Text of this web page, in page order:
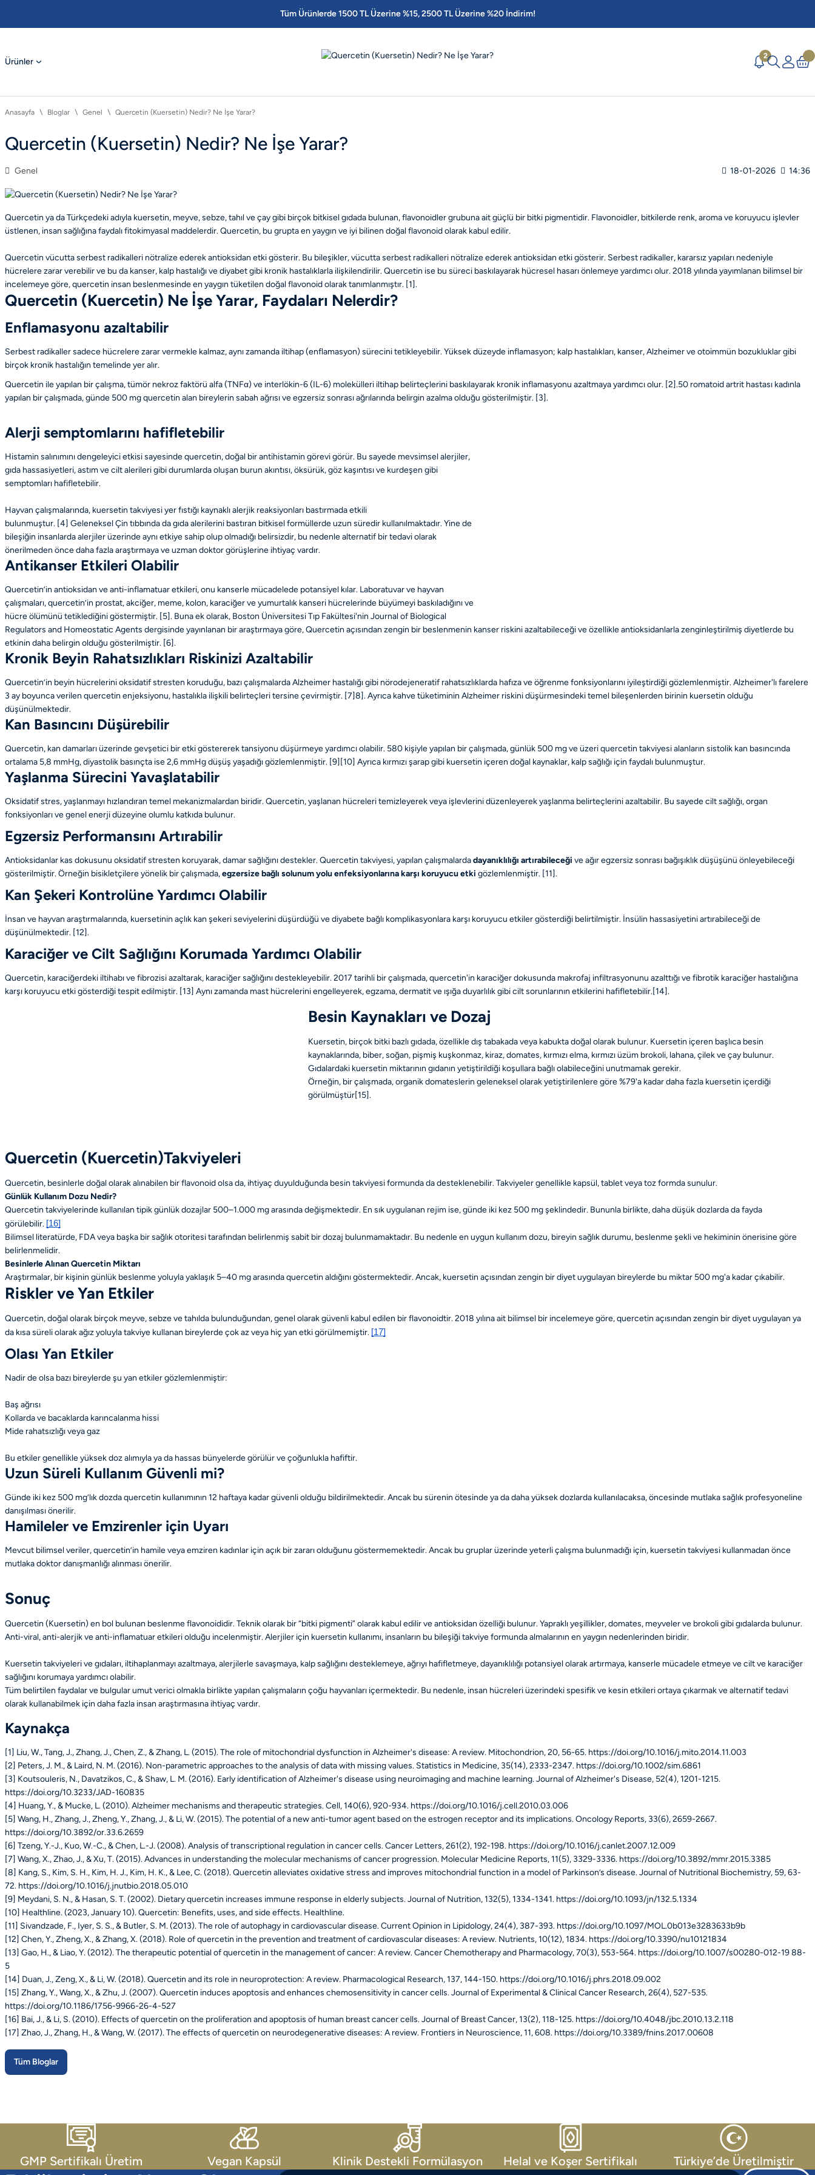
Tüm Ürünlerde 1500 TL Üzerine %15, 2500 TL Üzerine %20 İndirim!
Ürünler
2
Anasayfa Bloglar Genel Quercetin (Kuersetin) Nedir? Ne İşe Yarar?
Quercetin (Kuersetin) Nedir? Ne İşe Yarar?
Genel 18-01-2026 14:36
Quercetin ya da Türkçedeki adıyla kuersetin, meyve, sebze, tahıl ve çay gibi birçok bitkisel gıdada bulunan, flavonoidler grubuna ait güçlü bir bitki pigmentidir. Flavonoidler, bitkilerde renk, aroma ve koruyucu işlevler
üstlenen, insan sağlığına faydalı fitokimyasal maddelerdir. Quercetin, bu grupta en yaygın ve iyi bilinen doğal flavonoid olarak kabul edilir.
Quercetin vücutta serbest radikalleri nötralize ederek antioksidan etki gösterir. Bu bileşikler, vücutta serbest radikalleri nötralize ederek antioksidan etki gösterir. Serbest radikaller, kararsız yapıları nedeniyle
hücrelere zarar verebilir ve bu da kanser, kalp hastalığı ve diyabet gibi kronik hastalıklarla ilişkilendirilir. Quercetin ise bu süreci baskılayarak hücresel hasarı önlemeye yardımcı olur. 2018 yılında yayımlanan bilimsel bir
incelemeye göre, quercetin insan beslenmesinde en yaygın tüketilen doğal flavonoid olarak tanımlanmıştır. [1].
Quercetin (Kuercetin) Ne İşe Yarar, Faydaları Nelerdir?
Enflamasyonu azaltabilir
Serbest radikaller sadece hücrelere zarar vermekle kalmaz, aynı zamanda iltihap (enflamasyon) sürecini tetikleyebilir. Yüksek düzeyde inflamasyon; kalp hastalıkları, kanser, Alzheimer ve otoimmün bozukluklar gibi
birçok kronik hastalığın temelinde yer alır.
Quercetin ile yapılan bir çalışma, tümör nekroz faktörü alfa (TNFα) ve interlökin-6 (IL-6) molekülleri iltihap belirteçlerini baskılayarak kronik inflamasyonu azaltmaya yardımcı olur. [2].50 romatoid artrit hastası kadınla
yapılan bir çalışmada, günde 500 mg quercetin alan bireylerin sabah ağrısı ve egzersiz sonrası ağrılarında belirgin azalma olduğu gösterilmiştir. [3].
Alerji semptomlarını hafifletebilir
Histamin salınımını dengeleyici etkisi sayesinde quercetin, doğal bir antihistamin görevi görür. Bu sayede mevsimselalerjiler,
gıda hassasiyetleri, astım ve cilt alerileri gibi durumlarda oluşan burun akıntısı, öksürük, göz kaşıntısı ve kurdeşen gibi
semptomları hafifletebilir.
Hayvan çalışmalarında, kuersetin takviyesi yer fıstığı kaynaklı alerjik reaksiyonları bastırmada etkili
bulunmuştur. [4] Geleneksel Çin tıbbında da gıda alerilerini bastıran bitkisel formüllerde uzun süredir kullanılmaktadır. Yine de
bileşiğin insanlarda alerjiler üzerinde aynı etkiye sahip olup olmadığı belirsizdir, bu nedenle alternatif bir tedavi olarak
önerilmeden önce daha fazla araştırmaya ve uzman doktor görüşlerine ihtiyaç vardır.
Antikanser Etkileri Olabilir
Quercetin’in antioksidan ve anti-inflamatuar etkileri, onu kanserle mücadelede potansiyel kılar. Laboratuvar ve hayvan
çalışmaları, quercetin’in prostat, akciğer, meme, kolon, karaciğer ve yumurtalık kanseri hücrelerinde büyümeyi baskıladığını ve
hücre ölümünü tetiklediğini göstermiştir. [5]. Buna ek olarak, Boston Üniversitesi Tıp Fakültesi'nin Journal of Biological
Regulators and Homeostatic Agents dergisinde yayınlanan bir araştırmaya göre, Quercetin açısından zengin bir beslenmenin kanser riskini azaltabileceği ve özellikle antioksidanlarla zenginleştirilmiş diyetlerde bu
etkinin daha belirgin olduğu gösterilmiştir. [6].
Kronik Beyin Rahatsızlıkları Riskinizi Azaltabilir
Quercetin’in beyin hücrelerini oksidatif stresten koruduğu, bazı çalışmalarda Alzheimer hastalığı gibi nörodejeneratif rahatsızlıklarda hafıza ve öğrenme fonksiyonlarını iyileştirdiği gözlemlenmiştir. Alzheimer'lı farelere
3 ay boyunca verilen quercetin enjeksiyonu, hastalıkla ilişkili belirteçleri tersine çevirmiştir. [7]8]. Ayrıca kahve tüketiminin Alzheimer riskini düşürmesindeki temel bileşenlerden birinin kuersetin olduğu
düşünülmektedir.
Kan Basıncını Düşürebilir
Quercetin, kan damarları üzerinde gevşetici bir etki göstererek tansiyonu düşürmeye yardımcı olabilir. 580 kişiyle yapılan bir çalışmada, günlük 500 mg ve üzeri quercetin takviyesi alanların sistolik kan basıncında
ortalama 5,8 mmHg, diyastolik basınçta ise 2,6 mmHg düşüş yaşadığı gözlemlenmiştir. [9] [10] Ayrıca kırmızı şarap gibi kuersetin içeren doğal kaynaklar, kalp sağlığı için faydalı bulunmuştur.
Yaşlanma Sürecini Yavaşlatabilir
Oksidatif stres, yaşlanmayı hızlandıran temel mekanizmalardan biridir. Quercetin, yaşlanan hücreleri temizleyerek veya işlevlerini düzenleyerek yaşlanma belirteçlerini azaltabilir. Bu sayede cilt sağlığı, organ
fonksiyonları ve genel enerji düzeyine olumlu katkıda bulunur.
Egzersiz Performansını Artırabilir
Antioksidanlar kas dokusunu oksidatif stresten koruyarak, damar sağlığını destekler. Quercetin takviyesi, yapılan çalışmalardadayanıklılığı artırabileceği ve ağır egzersiz sonrası bağışıklık düşüşünü önleyebileceği
gösterilmiştir. Örneğin bisikletçilere yönelik bir çalışmada,egzersize bağlı solunum yolu enfeksiyonlarına karşı koruyucu etki gözlemlenmiştir. [11].
Kan Şekeri Kontrolüne Yardımcı Olabilir
İnsan ve hayvan araştırmalarında, kuersetinin açlık kan şekeri seviyelerini düşürdüğü ve diyabete bağlı komplikasyonlara karşı koruyucu etkiler gösterdiği belirtilmiştir. İnsülin hassasiyetini artırabileceği de
düşünülmektedir. [12].
Karaciğer ve Cilt Sağlığını Korumada Yardımcı Olabilir
Quercetin, karaciğerdeki iltihabı ve fibrozisi azaltarak, karaciğer sağlığını destekleyebilir. 2017 tarihli bir çalışmada, quercetin'in karaciğer dokusunda makrofaj infiltrasyonunu azalttığı ve fibrotik karaciğer hastalığına
karşı koruyucu etki gösterdiği tespit edilmiştir. [13] Aynı zamanda mast hücrelerini engelleyerek, egzama, dermatit ve ışığa duyarlılık gibi cilt sorunlarının etkilerini hafifletebilir.[14].
Besin Kaynakları ve Dozaj
Kuersetin, birçok bitki bazlı gıdada, özellikle dış tabakada veya kabukta doğal olarak bulunur. Kuersetin içeren başlıca besin
kaynaklarında, biber, soğan, pişmiş kuşkonmaz, kiraz, domates, kırmızı elma, kırmızı üzüm brokoli, lahana, çilek ve çay bulunur.
Gıdalardaki kuersetin miktarının gıdanın yetiştirildiği koşullara bağlı olabileceğini unutmamak gerekir.
Örneğin, bir çalışmada, organik domateslerin geleneksel olarak yetiştirilenlere göre %79'a kadar daha fazla kuersetin içerdiği
görülmüştür[15].
Quercetin (Kuercetin)Takviyeleri
Quercetin, besinlerle doğal olarak alınabilen bir flavonoid olsa da, ihtiyaç duyulduğunda besin takviyesi formunda da desteklenebilir. Takviyeler genellikle kapsül, tablet veya toz formda sunulur.
Günlük Kullanım Dozu Nedir?
Quercetin takviyelerinde kullanılan tipik günlük dozajlar 500–1.000 mg arasında değişmektedir. En sık uygulanan rejim ise, günde iki kez 500 mg şeklindedir. Bununla birlikte, daha düşük dozlarda da fayda
görülebilir. [16]
Bilimsel literatürde, FDA veya başka bir sağlık otoritesi tarafından belirlenmiş sabit bir dozaj bulunmamaktadır. Bu nedenle en uygun kullanım dozu, bireyin sağlık durumu, beslenme şekli ve hekiminin önerisine göre
belirlenmelidir.
Besinlerle Alınan Quercetin Miktarı
Araştırmalar, bir kişinin günlük beslenme yoluyla yaklaşık 5–40 mg arasında quercetin aldığını göstermektedir. Ancak, kuersetin açısından zengin bir diyet uygulayan bireylerde bu miktar 500 mg'a kadar çıkabilir.
Riskler ve Yan Etkiler
Quercetin, doğal olarak birçok meyve, sebze ve tahılda bulunduğundan, genel olarak güvenli kabul edilen bir flavonoidtir. 2018 yılına ait bilimsel bir incelemeye göre, quercetin açısından zengin bir diyet uygulayan ya
da kısa süreli olarak ağız yoluyla takviye kullanan bireylerde çok az veya hiç yan etki görülmemiştir. [17]
Olası Yan Etkiler
Nadir de olsa bazı bireylerde şu yan etkiler gözlemlenmiştir:
Baş ağrısı
Kollarda ve bacaklarda karıncalanma hissi
Mide rahatsızlığı veya gaz
Bu etkiler genellikle yüksek doz alımıyla ya da hassas bünyelerde görülür ve çoğunlukla hafiftir.
Uzun Süreli Kullanım Güvenli mi?
Günde iki kez 500 mg’lık dozda quercetin kullanımının 12 haftaya kadar güvenli olduğu bildirilmektedir. Ancak bu sürenin ötesinde ya da daha yüksek dozlarda kullanılacaksa, öncesinde mutlaka sağlık profesyoneline
danışılması önerilir.
Hamileler ve Emzirenler için Uyarı
Mevcut bilimsel veriler, quercetin’in hamile veya emziren kadınlar için açık bir zararı olduğunu göstermemektedir. Ancak bu gruplar üzerinde yeterli çalışma bulunmadığı için, kuersetin takviyesi kullanmadan önce
mutlaka doktor danışmanlığı alınması önerilir.
Sonuç
Quercetin (Kuersetin) en bol bulunan beslenme flavonoididir. Teknik olarak bir “bitki pigmenti” olarak kabul edilir ve antioksidan özelliği bulunur. Yapraklı yeşillikler, domates, meyveler ve brokoli gibi gıdalarda bulunur.
Anti-viral, anti-alerjik ve anti-inflamatuar etkileri olduğu incelenmiştir.Alerjiler için kuersetin kullanımı, insanların bu bileşiği takviye formunda almalarının en yaygın nedenlerinden biridir.
Kuersetin takviyeleri ve gıdaları, iltihaplanmayı azaltmaya, alerjilerle savaşmaya, kalp sağlığını desteklemeye, ağrıyı hafifletmeye, dayanıklılığı potansiyel olarak artırmaya, kanserle mücadele etmeye ve cilt ve karaciğer
sağlığını korumaya yardımcı olabilir.
Tüm belirtilen faydalar ve bulgular umut verici olmakla birlikte yapılan çalışmaların çoğu hayvanları içermektedir. Bu nedenle, insan hücreleri üzerindeki spesifik ve kesin etkileri ortaya çıkarmak ve alternatif tedavi
olarak kullanabilmek için daha fazla insan araştırmasına ihtiyaç vardır.
Kaynakça
[1] Liu, W., Tang, J., Zhang, J., Chen, Z., & Zhang, L. (2015). The role of mitochondrial dysfunction in Alzheimer's disease: A review. Mitochondrion, 20, 56-65. https://doi.org/10.1016/j.mito.2014.11.003
[2] Peters, J. M., & Laird, N. M. (2016). Non-parametric approaches to the analysis of data with missing values. Statistics in Medicine, 35(14), 2333-2347. https://doi.org/10.1002/sim.6861
[3] Koutsouleris, N., Davatzikos, C., & Shaw, L. M. (2016). Early identification of Alzheimer's disease using neuroimaging and machine learning.Journal of Alzheimer's Disease, 52(4), 1201-1215.
https://doi.org/10.3233/JAD-160835
[4] Huang, Y., & Mucke, L. (2010). Alzheimer mechanisms and therapeutic strategies.Cell, 140(6), 920-934. https://doi.org/10.1016/j.cell.2010.03.006
[5] Wang, H., Zhang, J., Zheng, Y., Zhang, J., & Li, W. (2015). The potential of a new anti-tumor agent based on the estrogen receptor and its implications.Oncology Reports, 33(6), 2659-2667.
https://doi.org/10.3892/or.33.6.2659
[6] Tzeng, Y.-J., Kuo, W.-C., & Chen, L.-J. (2008). Analysis of transcriptional regulation in cancer cells.Cancer Letters, 261(2), 192-198. https://doi.org/10.1016/j.canlet.2007.12.009
[7] Wang, X., Zhao, J., & Xu, T. (2015). Advances in understanding the molecular mechanisms of cancer progression. Molecular Medicine Reports, 11(5), 3329-3336. https://doi.org/10.3892/mmr.2015.3385
[8] Kang, S., Kim, S. H., Kim, H. J., Kim, H. K., & Lee, C. (2018). Quercetin alleviates oxidative stress and improves mitochondrial function in a model of Parkinson’s disease.Journal of Nutritional Biochemistry, 59, 63-
72. https://doi.org/10.1016/j.jnutbio.2018.05.010
[9] Meydani, S. N., & Hasan, S. T. (2002). Dietary quercetin increases immune response in elderly subjects.Journal of Nutrition, 132(5), 1334-1341. https://doi.org/10.1093/jn/132.5.1334
[10] Healthline. (2023, January 10).Quercetin: Benefits, uses, and side effects. Healthline.
[11] Sivandzade, F., Iyer, S. S., & Butler, S. M. (2013). The role of autophagy in cardiovascular disease.Current Opinion in Lipidology, 24(4), 387-393. https://doi.org/10.1097/MOL.0b013e3283633b9b
[12] Chen, Y., Zheng, X., & Zhang, X. (2018). Role of quercetin in the prevention and treatment of cardiovascular diseases: A review. Nutrients, 10(12), 1834. https://doi.org/10.3390/nu10121834
[13] Gao, H., & Liao, Y. (2012). The therapeutic potential of quercetin in the management of cancer: A review.Cancer Chemotherapy and Pharmacology, 70(3), 553-564. https://doi.org/10.1007/s00280-012-19 88-
5
[14] Duan, J., Zeng, X., & Li, W. (2018). Quercetin and its role in neuroprotection: A review. Pharmacological Research, 137, 144-150. https://doi.org/10.1016/j.phrs.2018.09.002
[15] Zhang, Y., Wang, X., & Zhu, J. (2007). Quercetin induces apoptosis and enhances chemosensitivity in cancer cells.Journal of Experimental & Clinical Cancer Research, 26(4), 527-535.
https://doi.org/10.1186/1756-9966-26-4-527
[16] Bai, J., & Li, S. (2010). Effects of quercetin on the proliferation and apoptosis of human breast cancer cells.Journal of Breast Cancer, 13(2), 118-125. https://doi.org/10.4048/jbc.2010.13.2.118
[17] Zhao, J., Zhang, H., & Wang, W. (2017). The effects of quercetin on neurodegenerative diseases: A review. Frontiers in Neuroscience, 11, 608. https://doi.org/10.3389/fnins.2017.00608
Tüm Bloglar
GMP Sertifikalı Üretim Vegan Kapsül Klinik Destekli Formülasyon Helal ve Koşer Sertifikalı Türkiye’de Üretilmiştir